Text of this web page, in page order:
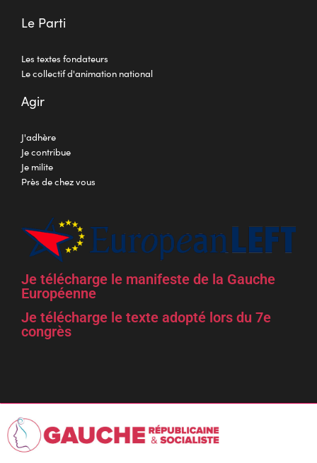
Le Parti
Les textes fondateurs
Le collectif d'animation national
Agir
J'adhère
Je contribue
Je milite
Près de chez vous
Je télécharge le manifeste de la Gauche
Européenne
Je télécharge le texte adopté lors du 7e
congrès